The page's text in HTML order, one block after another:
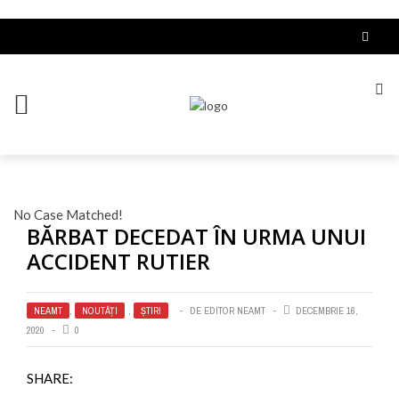
No Case Matched!
BĂRBAT DECEDAT ÎN URMA UNUI
ACCIDENT RUTIER
NEAMT , NOUTĂȚI , ȘTIRI DE EDITOR NEAMT
DECEMBRIE 16,
2020
0
SHARE: